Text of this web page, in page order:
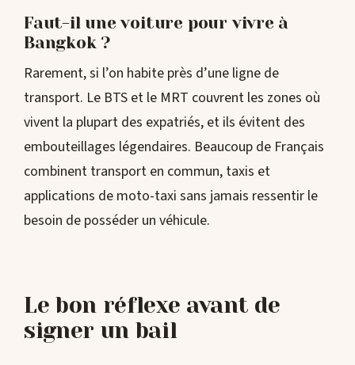
Faut-il une voiture pour vivre à
Bangkok ?
Rarement, si l’on habite près d’une ligne de
transport. Le BTS et le MRT couvrent les zones où
vivent la plupart des expatriés, et ils évitent des
embouteillages légendaires. Beaucoup de Français
combinent transport en commun, taxis et
applications de moto-taxi sans jamais ressentir le
besoin de posséder un véhicule.
Le bon réflexe avant de
signer un bail